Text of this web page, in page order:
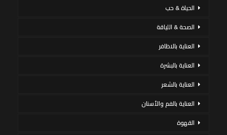
الحياة & حب
الصحة & اللياقة
العناية بالاظافر
العناية بالبشرة
العناية بالشعر
العناية بالفم والأسنان
القهوة